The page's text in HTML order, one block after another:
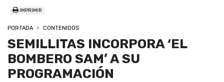
IMPRIMIR
PORTADA CONTENIDOS
SEMILLITAS INCORPORA ‘EL
BOMBERO SAM’ A SU
PROGRAMACIÓN